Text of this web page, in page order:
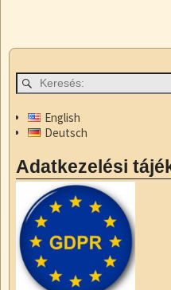
b
o
o
k
d
o
n
m
English
Deutsch
Adatkezelési